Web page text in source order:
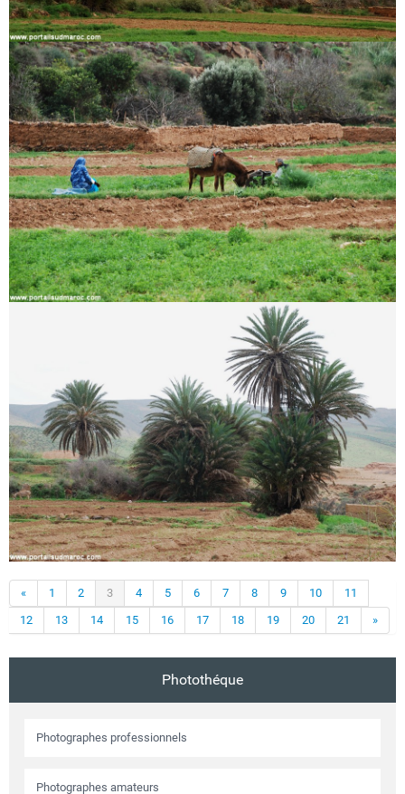
« 1 2 3 4 5 6 7 8 9 10
11
12
13 14 15 16 17 18 19 20 21 »
Photothéque
Photographes professionnels
Photographes amateurs